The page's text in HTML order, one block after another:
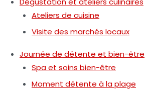
Ateliers de cuisine
Visite des marchés locaux
Journée de détente et bien-être
Spa et soins bien-être
Moment détente à la plage